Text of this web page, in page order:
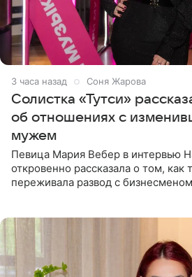
3 часа назад Соня Жарова
Солистка «Тутси»
об отношениях с
мужем
Певица Мария Вебер в интервью
откровенно рассказала о том, как
переживала развод с